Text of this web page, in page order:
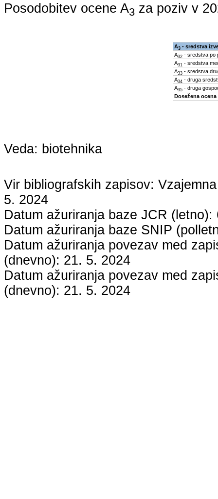
Posodobitev ocene A3 za poziv v
A3- sredstva
A32- sredstva po
A31 - sredstva
A33- sredstva
A34 - druga
A35- druga
Dosežena ocena
Veda: biotehnika
Vir bibliografskih zapisov:
5. 2024
Datum ažuriranja baze JCR (letno):
Datum ažuriranja baze SNIP
Datum ažuriranja povezav med
(dnevno): 21. 5. 2024
Datum ažuriranja povezav med
(dnevno): 21. 5. 2024